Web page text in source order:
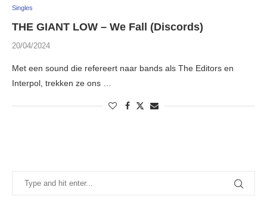
Singles
THE GIANT LOW – We Fall (Discords)
20/04/2024
Met een sound die refereert naar bands als The Editors en
Interpol, trekken ze ons …